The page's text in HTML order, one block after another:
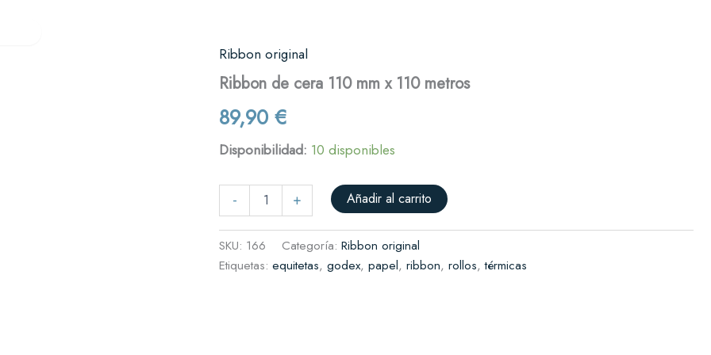
Ribbon original
Ribbon de cera 110 mm x 110 metros
89,90 €
Disponibilidad: 10 disponibles
-
Ribbon
cera
mm
110
cantidad
+ Añadir al carrito
SKU: 166 Categoría: Ribbon original
Etiquetas: equitetas, godex, papel, ribbon, rollos,térmicas
cantidad